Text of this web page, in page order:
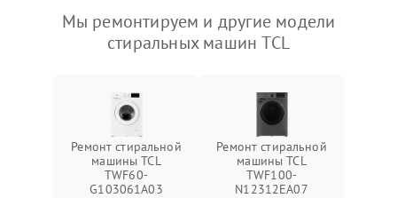
Мы ремонтируем и другие модели
стиральных машин TCL
Ремонт стиральной
машины TCL
TWF60-
G103061A03
Ремонт стиральной
машины TCL
TWF100-
N12312EA07